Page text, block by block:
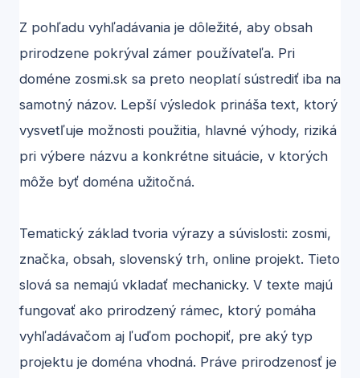
Z pohľadu vyhľadávania je dôležité, aby obsah
prirodzene pokrýval zámer používateľa. Pri
doméne zosmi.sk sa preto neoplatí sústrediť iba na
samotný názov. Lepší výsledok prináša text, ktorý
vysvetľuje možnosti použitia, hlavné výhody, riziká
pri výbere názvu a konkrétne situácie, v ktorých
môže byť doména užitočná.
Tematický základ tvoria výrazy a súvislosti: zosmi,
značka, obsah, slovenský trh, online projekt. Tieto
slová sa nemajú vkladať mechanicky. V texte majú
fungovať ako prirodzený rámec, ktorý pomáha
vyhľadávačom aj ľuďom pochopiť, pre aký typ
projektu je doména vhodná. Práve prirodzenosť je